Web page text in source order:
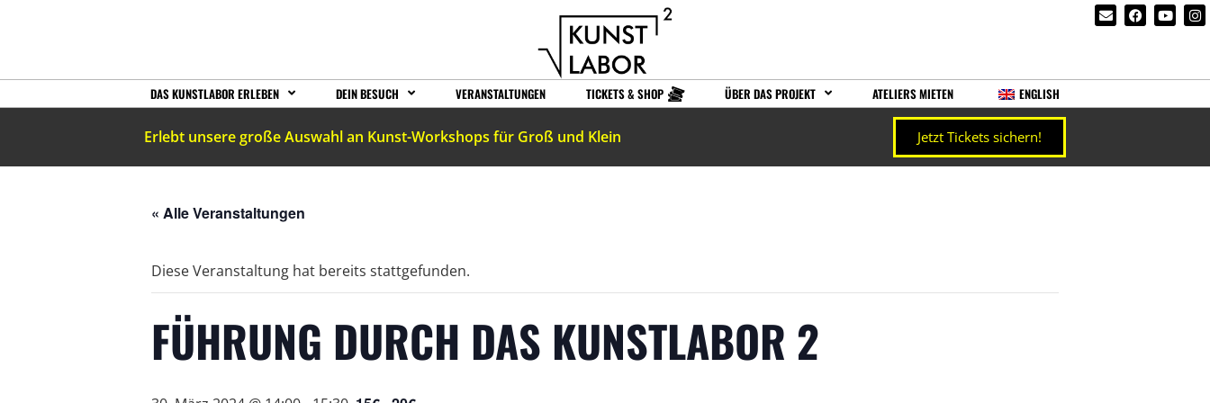
DAS KUNSTLABOR ERLEBEN DEIN BESUCH VERANSTALTUNGEN TICKETS & SHOP ÜBER DAS PROJEKT ATELIERS MIETEN ENGLISH
Erlebt unsere große Auswahl an Kunst-Workshops für Groß und Klein Jetzt Tickets sichern!
« Alle Veranstaltungen
Diese Veranstaltung hat bereits stattgefunden.
FÜHRUNG DURCH DAS KUNSTLABOR 2